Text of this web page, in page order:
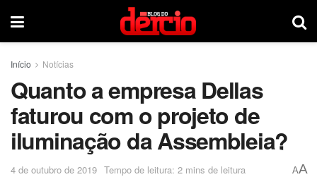
Início Notícias
Quanto a empresa Dellas
faturou com o projeto de
iluminação da Assembleia?
4 de outubro de 2019 Tempo de leitura: 2 mins de leitura AA